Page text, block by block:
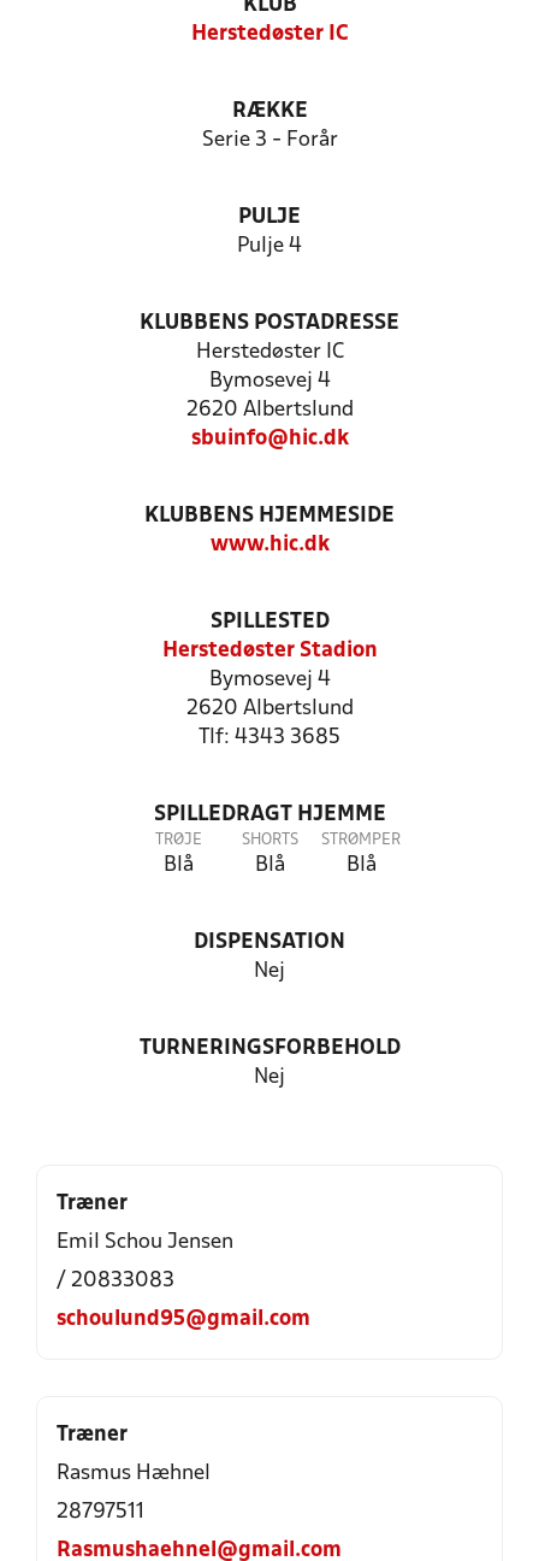
KLUB
Herstedøster IC
RÆKKE
Serie 3 - Forår
PULJE
Pulje 4
KLUBBENS POSTADRESSE
Herstedøster IC
Bymosevej 4
2620 Albertslund
sbuinfo@hic.dk
KLUBBENS HJEMMESIDE
www.hic.dk
SPILLESTED
Herstedøster Stadion
Bymosevej 4
2620 Albertslund
Tlf: 4343 3685
SPILLEDRAGT HJEMME
TRØJE
Blå
SHORTS
Blå
STRØMPER
Blå
DISPENSATION
Nej
TURNERINGSFORBEHOLD
Nej
Træner
Emil Schou Jensen
/ 20833083
schoulund95@gmail.com
Træner
Rasmus Hæhnel
28797511
Rasmushaehnel@gmail.com